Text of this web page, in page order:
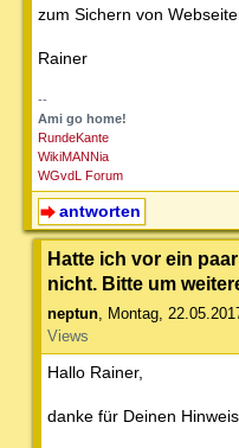
zum Sichern von
Rainer
--
Ami go home!
RundeKante
WikiMANNia
WGvdL Forum
antworten
Hatte ich vor ein
nicht. Bitte um
neptun Montag,
Views
Hallo Rainer,
danke für Deinen Hinweis.